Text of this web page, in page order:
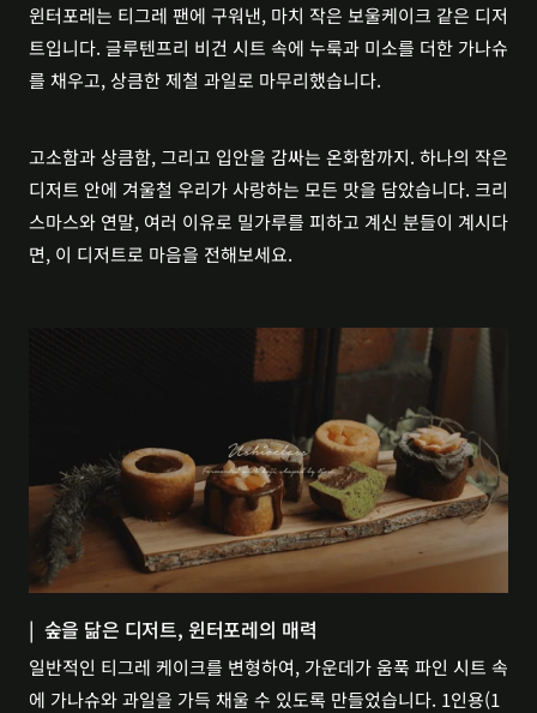
윈터포레는 티그레 팬에 구워낸, 마치 작은 보울케이크 같은 디저
트입니다. 글루텐프리 비건 시트 속에 누룩과 미소를 더한 가나슈
를 채우고, 상큼한 제철 과일로 마무리했습니다.
고소함과 상큼함, 그리고 입안을 감싸는 온화함까지. 하나의 작은
디저트 안에 겨울철 우리가 사랑하는 모든 맛을 담았습니다. 크리
스마스와 연말, 여러 이유로 밀가루를 피하고 계신 분들이 계시다
면, 이 디저트로 마음을 전해보세요.
|  숲을 닮은 디저트, 윈터포레의 매력
일반적인 티그레 케이크를 변형하여, 가운데가 움푹 파인 시트 속
에 가나슈와 과일을 가득 채울 수 있도록 만들었습니다. 1인용(1